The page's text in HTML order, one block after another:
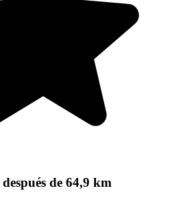
después de 64,9 km